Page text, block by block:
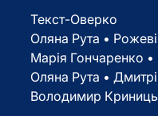
Текст-Оверко
Оляна Рута •
Марія Гончаренко
Оляна Рута •
Володимир